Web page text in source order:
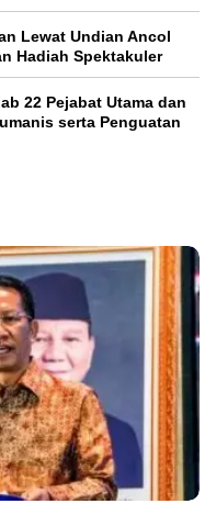
Lewat Undian Ancol
Hadiah Spektakuler
22 Pejabat Utama dan
serta Penguatan